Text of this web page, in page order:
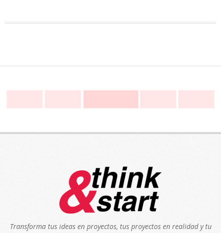
Transforma tus ideas en proyectos, tus proyectos en realidad y tu